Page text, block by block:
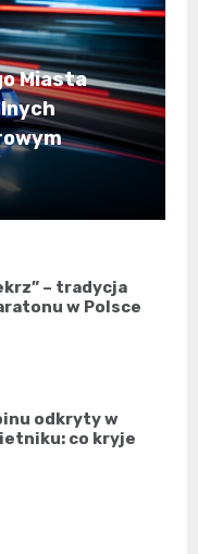
Miasta
– tradycja
w Polsce
odkryty w
co kryje